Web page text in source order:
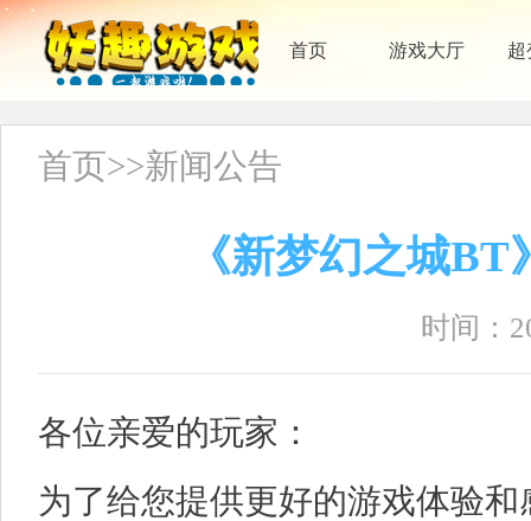
首页 游戏大厅 超
首页>>新闻公告
《新梦幻之城
时间：
各位亲爱的玩家：
为了给您提供更好的游戏体验